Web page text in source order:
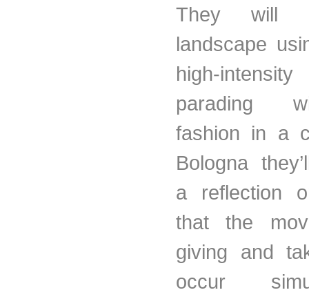
They will
landscape
high-
parading
fashion in a
Bologna
a reflection
that the
giving and
occur